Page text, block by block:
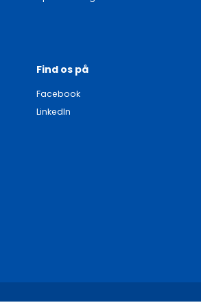
Find os på
Facebook
LinkedIn